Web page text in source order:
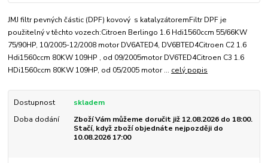
JMJ filtr pevných částic (DPF) kovový s katalyzátoremFiltr DPF je
použitelný v těchto vozech:Citroen Berlingo 1.6 Hdi1560ccm 55/66KW
75/90HP, 10/2005-12/2008 motor DV6ATED4, DV6BTED4Citroen C2 1.6
Hdi1560ccm 80KW 109HP , od 09/2005motor DV6TED4Citroen C3 1.6
HDi1560ccm 80KW 109HP, od 05/2005 motor ... celý popis
Dostupnost
skladem
Doba dodání
Zboží Vám můžeme doručit již 12.08.2026 do 18:00.
Stačí, když zboží objednáte nejpozději do
10.08.2026 17:00